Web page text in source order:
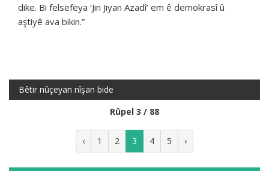
dike. Bi felsefeya ‘Jin Jiyan Azadî’ em ê demokrasî û
aştiyê ava bikin.”
Bêtir nûçeyan nîşan bide
Rûpel 3 / 88
‹ 1 2 3 4 5 ›